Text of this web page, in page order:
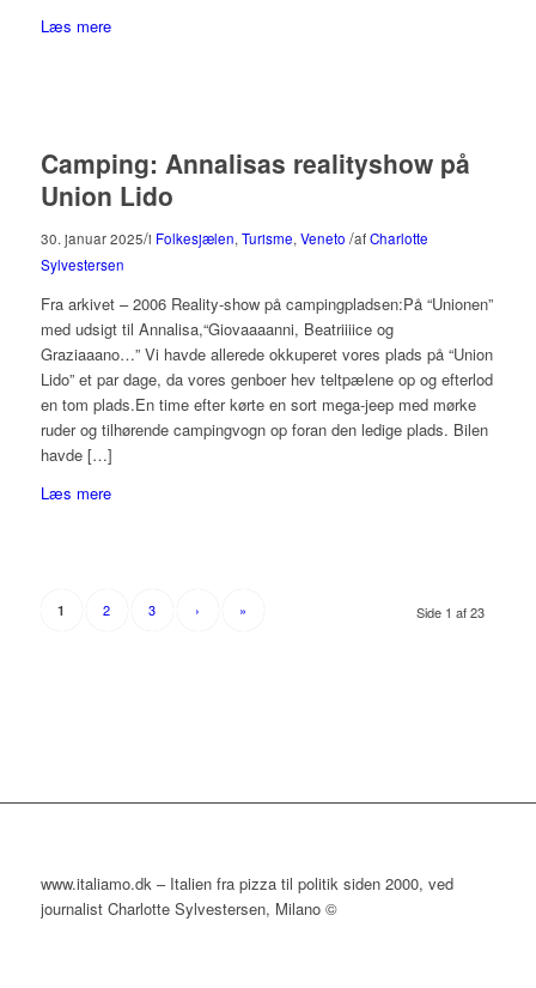
Læs mere
Camping: Annalisas realityshow på
Union Lido
30. januar 2025/i Folkesjælen, Turisme, Veneto /afCharlotte
Sylvestersen
Fra arkivet – 2006 Reality-show på campingpladsen:På “Unionen”
med udsigt til Annalisa,“Giovaaaanni, Beatriiiice og
Graziaaano…” Vi havde allerede okkuperet vores plads på “Union
Lido” et par dage, da vores genboer hev teltpælene op og efterlod
en tom plads.En time efter kørte en sort mega-jeep med mørke
ruder og tilhørende campingvogn op foran den ledige plads. Bilen
havde […]
Læs mere
Side 1 af 23
1 2 3 › »
www.italiamo.dk – Italien fra pizza til politik siden 2000, ved
journalist Charlotte Sylvestersen, Milano ©